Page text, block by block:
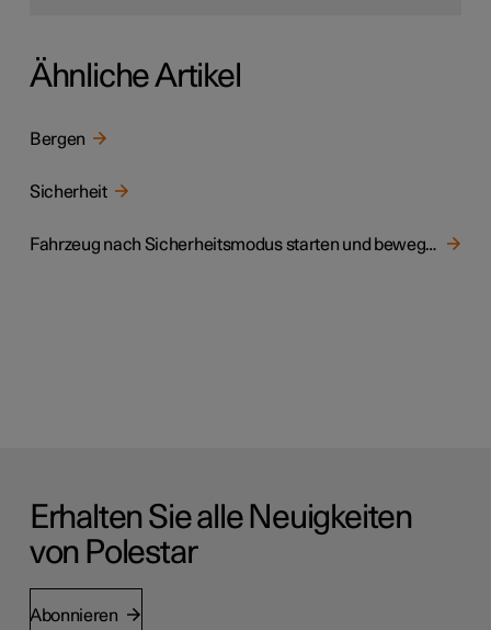
Ähnliche Artikel
Bergen
Sicherheit
Fahrzeug nach Sicherheitsmodus starten und bewegen
Erhalten Sie alle Neuigkeiten
von Polestar
Abonnieren